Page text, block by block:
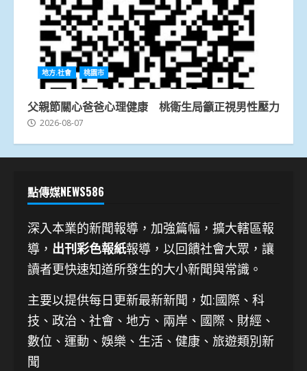
地方.社會 桃園市
父親節關心爸爸心理健康 桃衛生局籲正視男性壓力
2026-08-07
點傳媒NEWS586
深入本業的新聞報導，加強篇幅，擴大轄區報
導， 出刊彩色報紙報導，以回饋社會大眾，讓
讀者更快速知道所發生的大小新聞與常識。
主要以提供每日更新最新新聞 ，如:國際、科
技、 政治、社會、地方、兩岸、國際、財經、
數位、運動、娛樂、生活、健康、旅遊類別新
聞